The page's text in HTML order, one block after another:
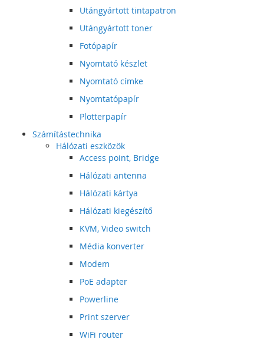
Utángyártott tintapatron
Utángyártott toner
Fotópapír
Nyomtató készlet
Nyomtató címke
Nyomtatópapír
Plotterpapír
Számítástechnika
Hálózati eszközök
Access point, Bridge
Hálózati antenna
Hálózati kártya
Hálózati kiegészítő
KVM, Video switch
Média konverter
Modem
PoE adapter
Powerline
Print szerver
WiFi router